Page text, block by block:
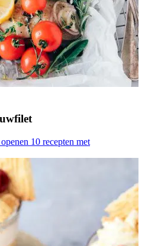
10 recepten met